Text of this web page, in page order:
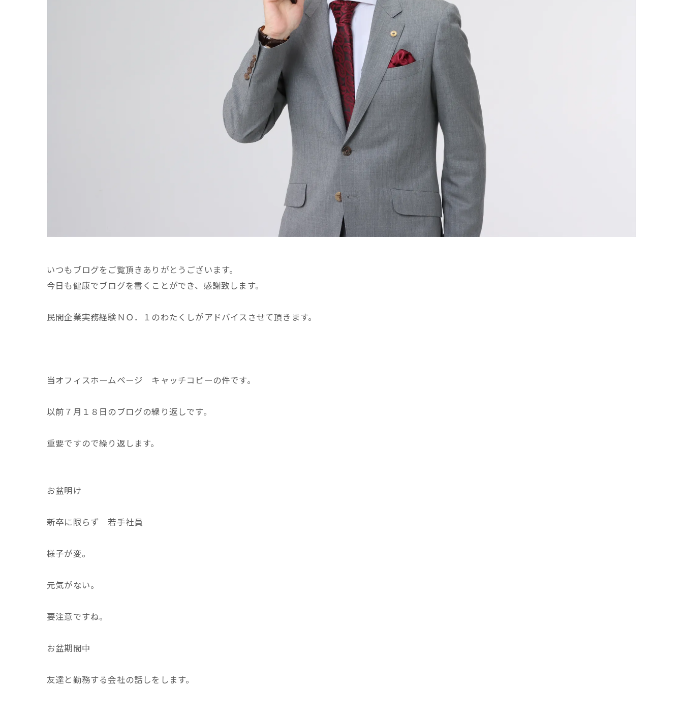
いつもブログをご覧頂きありがとうございます。
今日も健康でブログを書くことができ、感謝致します。
民間企業実務経験ＮＯ．１のわたくしがアドバイスさせて頂きます。
当オフィスホームページ キャッチコピーの件です。
以前７月１８日のブログの繰り返しです。
重要ですので繰り返します。
お盆明け
新卒に限らず 若手社員
様子が変。
元気がない。
要注意ですね。
お盆期間中
友達と勤務する会社の話しをします。